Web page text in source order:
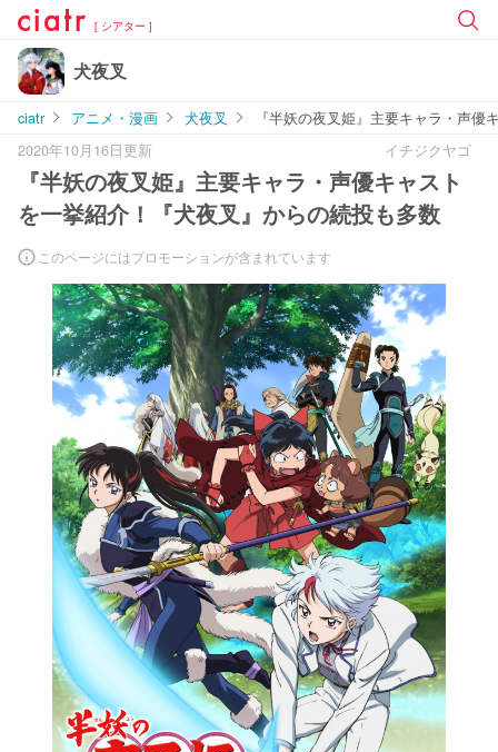
[ シアター ]
犬夜叉
ciatr アニメ・漫画 犬夜叉
『半妖の夜叉姫』主要キャラ・声
2020年10月16日更新
イチジクヤゴ
『半妖の夜叉姫』主要キャラ・声優キャスト
を一挙紹介！『犬夜叉』からの続投も多数
このページにはプロモーションが含まれています